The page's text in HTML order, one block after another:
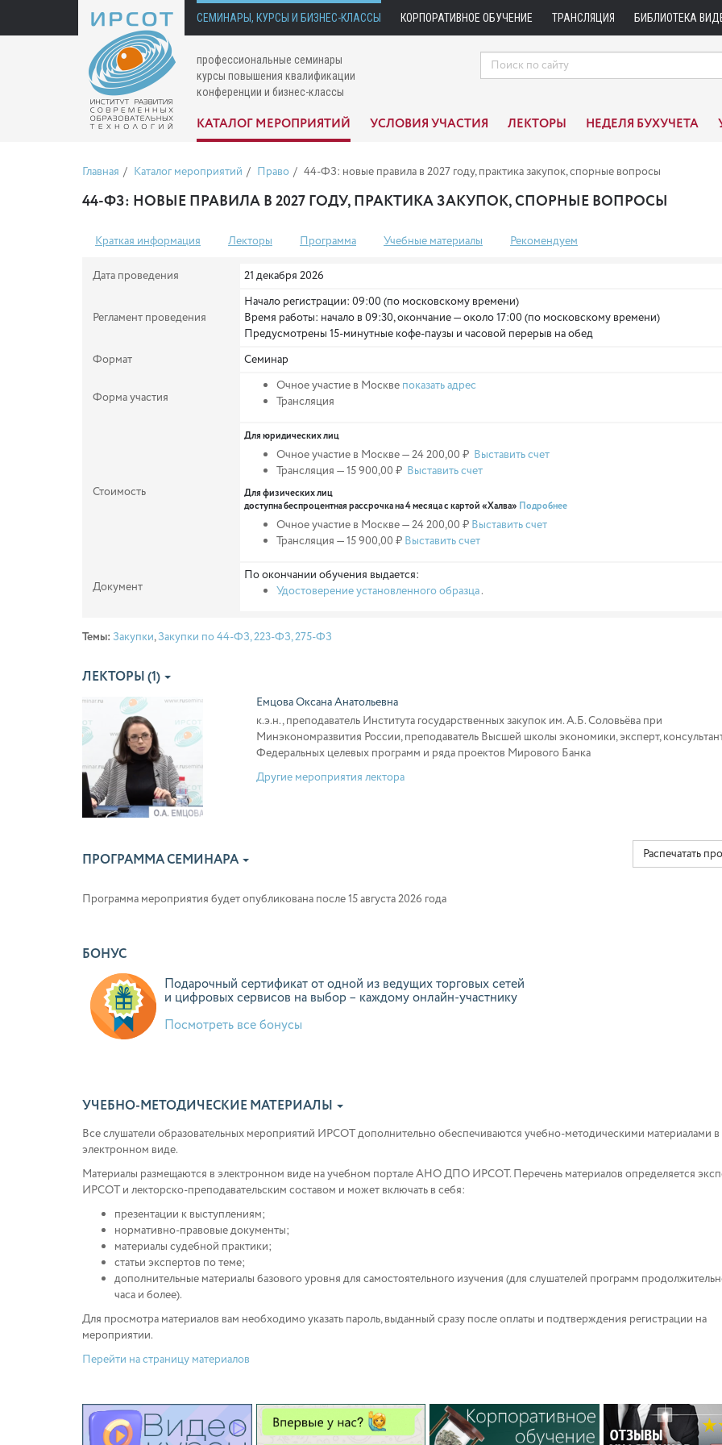
СЕМИНАРЫ, КУРСЫ И БИЗНЕС-КЛАССЫ КОРПОРАТИВНОЕ ОБУЧЕНИЕ ТРАНСЛЯЦИЯ БИБЛИОТЕКА
профессиональные семинары
курсы повышения квалификации
конференции и бизнес-классы
КАТАЛОГ МЕРОПРИЯТИЙ УСЛОВИЯ УЧАСТИЯ ЛЕКТОРЫ НЕДЕЛЯ БУХУЧЕТА
Главная Каталог мероприятий Право 44-ФЗ: новые правила в 2027 году, практика закупок, спорные вопросы
44-ФЗ: НОВЫЕ ПРАВИЛА В 2027 ГОДУ, ПРАКТИКА ЗАКУПОК, СПОРНЫЕ ВОПРОСЫ
Краткая информация Лекторы Программа Учебные материалы Рекомендуем
Дата проведения 21 декабря 2026
Регламент проведения
Начало регистрации: 09:00 (по московскому времени)
Время работы: начало в 09:30, окончание — около 17:00 (по московскому времени)
Предусмотрены 15-минутные кофе-паузы и часовой перерыв на обед
Формат
Семинар
Форма участия
Очное участие в Москве показать адрес
Трансляция
Стоимость
Для юридических лиц
Очное участие в Москве — 24 200,00 ₽ Выставить счет
Трансляция — 15 900,00 ₽ Выставить счет
Для физических лиц
доступна беспроцентная рассрочка на 4 месяца с картой «Халва» Подробнее
Очное участие в Москве — 24 200,00 ₽ Выставить счет
Трансляция —15 900,00 ₽ Выставить счет
Документ
По окончании обучения выдается:
Удостоверение установленного образца.
Темы: Закупки,Закупки по 44-ФЗ, 223-ФЗ, 275-ФЗ
ЛЕКТОРЫ (1)
Емцова Оксана Анатольевна
к.э.н., преподаватель Института государственных закупок им. А.Б. Соловьёва при
Минэкономразвития России, преподаватель Высшей школы экономики, эксперт,
Федеральных целевых программ и ряда проектов Мирового Банка
Другие мероприятия лектора
ПРОГРАММА СЕМИНАРА Распечатать
Программа мероприятия будет опубликована после 15 августа 2026 года
БОНУС
Подарочный сертификат от одной из ведущих торговых сетей
и цифровых сервисов на выбор – каждому онлайн-участнику
Посмотреть все бонусы
УЧЕБНО-МЕТОДИЧЕСКИЕ МАТЕРИАЛЫ
Все слушатели образовательных мероприятий ИРСОТ дополнительно обеспечиваются учебно-методическими материалами в
электронном виде.
Материалы размещаются в электронном виде на учебном портале АНО ДПО ИРСОТ. Перечень материалов определяется
ИРСОТ и лекторско-преподавательским составом и может включать в себя:
презентации к выступлениям;
нормативно-правовые документы;
материалы судебной практики;
статьи экспертов по теме;
дополнительные материалы базового уровня для самостоятельного изучения (для слушателей программ
часа и более).
Для просмотра материалов вам необходимо указать пароль, выданный сразу после оплаты и подтверждения регистрации на
мероприятии.
Перейти на страницу материалов